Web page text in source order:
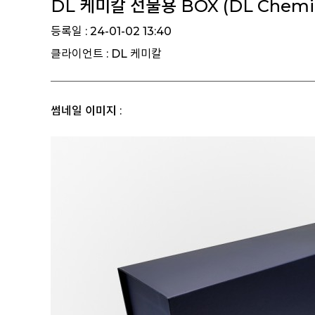
DL 케미칼 선물용 BOX (DL
등록일 : 24-01-02 13:40
클라이언트 : DL 케미칼
썸네일 이미지 :